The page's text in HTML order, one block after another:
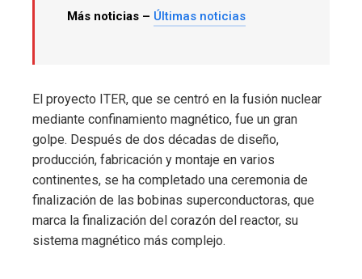
Más noticias – Últimas noticias
El proyecto ITER, que se centró en la fusión nuclear
mediante confinamiento magnético, fue un gran
golpe. Después de dos décadas de diseño,
producción, fabricación y montaje en varios
continentes, se ha completado una ceremonia de
finalización de las bobinas superconductoras, que
marca la finalización del corazón del reactor, su
sistema magnético más complejo.